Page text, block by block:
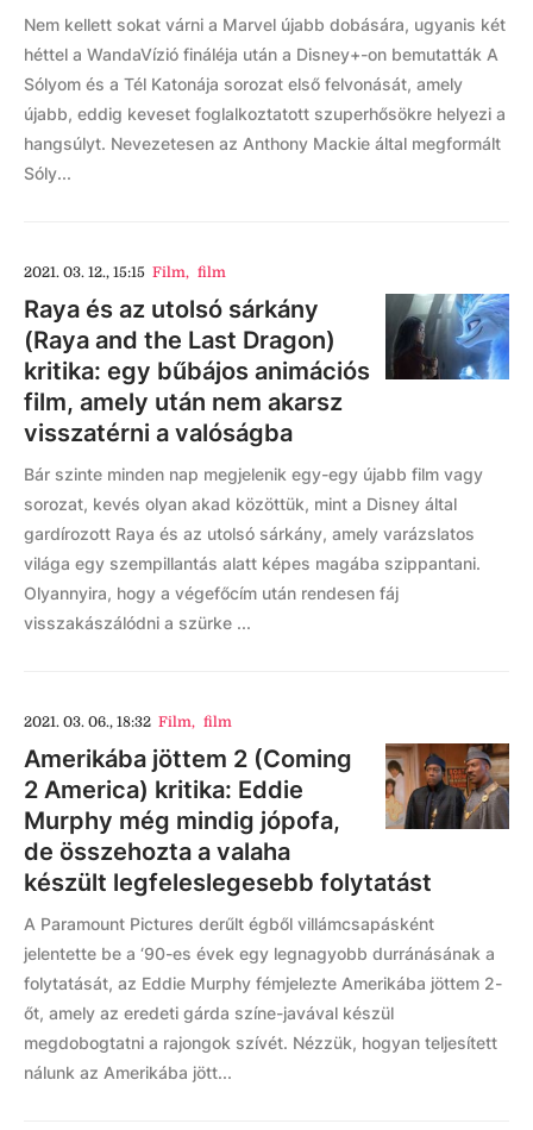
Nem kellett sokat várni a Marvel újabb dobására, ugyanis két
héttel a WandaVízió fináléja után a Disney+-on bemutatták A
Sólyom és a Tél Katonája sorozat első felvonását, amely
újabb, eddig keveset foglalkoztatott szuperhősökre helyezi a
hangsúlyt. Nevezetesen az Anthony Mackie által megformált
Sóly...
2021. 03. 12., 15:15 Film, film
Raya és az utolsó sárkány
(Raya and the Last Dragon)
kritika: egy bűbájos animációs
film, amely után nem akarsz
visszatérni a valóságba
Bár szinte minden nap megjelenik egy-egy újabb film vagy
sorozat, kevés olyan akad közöttük, mint a Disney által
gardírozott Raya és az utolsó sárkány, amely varázslatos
világa egy szempillantás alatt képes magába szippantani.
Olyannyira, hogy a végefőcím után rendesen fáj
visszakászálódni a szürke ...
2021. 03. 06., 18:32 Film, film
Amerikába jöttem 2 (Coming
2 America) kritika: Eddie
Murphy még mindig jópofa,
de összehozta a valaha
készült legfeleslegesebb folytatást
A Paramount Pictures derűlt égből villámcsapásként
jelentette be a ‘90-es évek egy legnagyobb durránásának a
folytatását, az Eddie Murphy fémjelezte Amerikába jöttem 2-
őt, amely az eredeti gárda színe-javával készül
megdobogtatni a rajongok szívét. Nézzük, hogyan teljesített
nálunk az Amerikába jött...